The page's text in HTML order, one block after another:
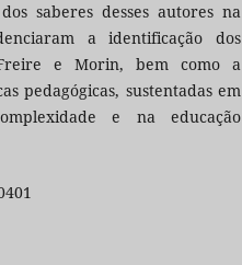
saberes desses autores na
a identificação dos
e Morin, bem como a
pedagógicas, sustentadas em
e na educação